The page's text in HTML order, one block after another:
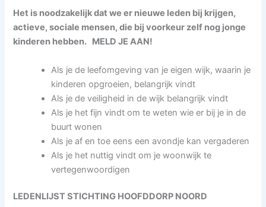
Het is noodzakelijk dat we er nieuwe leden bij krijgen,
actieve, sociale mensen, die bij voorkeur zelf nog jonge
kinderen hebben. MELD JE AAN!
Als je de leefomgeving van je eigen wijk, waarin je
kinderen opgroeien, belangrijk vindt
Als je de veiligheid in de wijk belangrijk vindt
Als je het fijn vindt om te weten wie er bij je in de
buurt wonen
Als je af en toe eens een avondje kan vergaderen
Als je het nuttig vindt om je woonwijk te
vertegenwoordigen
LEDENLIJST STICHTING HOOFDDORP NOORD